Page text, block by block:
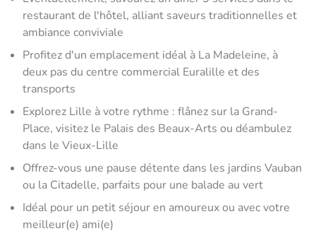
restaurant de l'hôtel, alliant saveurs traditionnelles et
ambiance conviviale
Profitez d'un emplacement idéal à La Madeleine, à
deux pas du centre commercial Euralille et des
transports
Explorez Lille à votre rythme : flânez sur la Grand-
Place, visitez le Palais des Beaux-Arts ou déambulez
dans le Vieux-Lille
Offrez-vous une pause détente dans les jardins Vauban
ou la Citadelle, parfaits pour une balade au vert
Idéal pour un petit séjour en amoureux ou avec votre
meilleur(e) ami(e)